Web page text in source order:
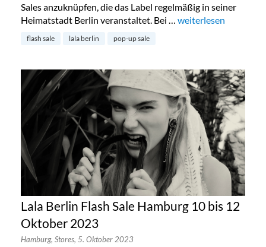
Sales anzuknüpfen, die das Label regelmäßig in seiner
Heimatstadt Berlin veranstaltet. Bei … „Lala Berlin Flash
weiterlesen
flash sale lala berlin pop-up sale
Lala Berlin Flash Sale Hamburg 10 bis 12
Oktober 2023
Hamburg, Stores, 5. Oktober 2023